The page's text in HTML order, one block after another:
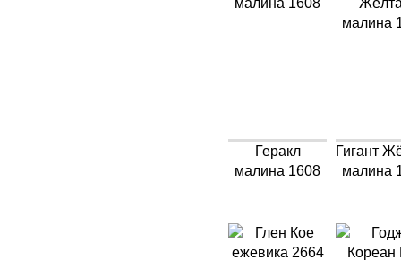
Геракл
малина 1608
Гигант
малина